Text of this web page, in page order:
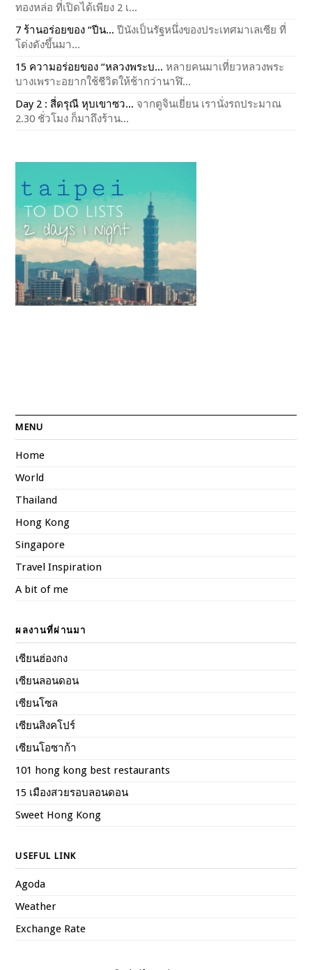
ทองหล่อ ที่เปิดได้เพียง 2 เ...
7 ร้านอร่อยของ “ปีน... ปีนังเป็นรัฐหนึ่งของประเทศมาเลเซีย ที่
โด่งดังขึ้นมา...
15 ความอร่อยของ “หลวงพระบ... หลายคนมาเที่ยวหลวงพระ
บางเพราะอยากใช้ชีวิตให้ช้ากว่านาฬิ...
Day 2 : สี่ดรุณี หุบเขาซว... จากตูจินเยี่ยน เรานั่งรถประมาณ
2.30 ชั่วโมง ก็มาถึงร้าน...
MENU
Home
World
Thailand
Hong Kong
Singapore
Travel Inspiration
A bit of me
ผลงานที่ผ่านมา
เซียนฮ่องกง
เซียนลอนดอน
เซียนโซล
เซียนสิงคโปร์
เซียนโอซาก้า
101 hong kong best restaurants
15 เมืองสวยรอบลอนดอน
Sweet Hong Kong
USEFUL LINK
Agoda
Weather
Exchange Rate